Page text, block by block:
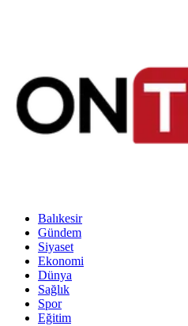
Balıkesir
Gündem
Siyaset
Ekonomi
Dünya
Sağlık
Spor
Eğitim